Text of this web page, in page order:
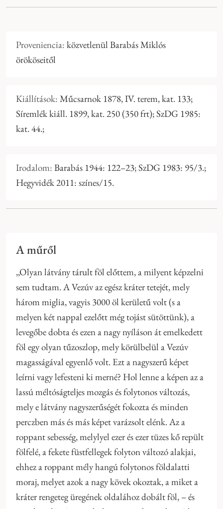
Proveniencia: közvetlenül Barabás Miklós
örököseitől
Kiállítások: Műcsarnok 1878, IV. terem, kat. 133;
Síremlék kiáll. 1899, kat. 250 (350 frt); SzDG 1985:
kat. 44.;
Irodalom: Barabás 1944: 122–23; SzDG 1983: 95/3.;
Hegyvidék 2011: színes/15.
A műről
,,Olyan látvány tárult föl előttem, a milyent képzelni
sem tudtam. A Vezúv az egész kráter tetejét, mely
három miglia, vagyis 3000 öl kerületű volt (s a
melyen két nappal ezelőtt még tojást sütöttünk), a
levegőbe dobta és ezen a nagy nyíláson át emelkedett
föl egy olyan tűzoszlop, mely körülbelül a Vezúv
magasságával egyenlő volt. Ezt a nagyszerű képet
leírni vagy lefesteni ki merné? Hol lenne a képen az a
lassú méltóságteljes mozgás és folytonos változás,
mely e látvány nagyszerűségét fokozta és minden
perczben más és más képet varázsolt elénk. Az a
roppant sebesség, melylyel ezer és ezer tüzes kő repült
fölfelé, a fekete füstfellegek folyton változó alakjai,
ehhez a roppant mély hangú folytonos földalatti
moraj, melyet azok a nagy kövek okoztak, a miket a
kráter rengeteg üregének oldalához dobált föl, – és